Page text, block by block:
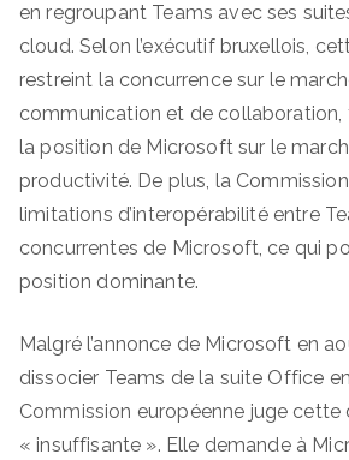
en regroupant Teams avec ses
cloud. Selon l’exécutif bruxellois,
restreint la concurrence sur le
communication et de
la position de Microsoft sur le
productivité. De plus, la
limitations d’interopérabilité entre
concurrentes de Microsoft, ce qui
position dominante.
Malgré l’annonce de Microsoft en
dissocier Teams de la suite Office
Commission européenne juge cette
« insuffisante ». Elle demande à